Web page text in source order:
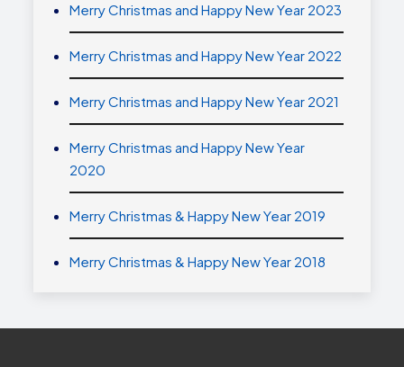
Merry Christmas and Happy New Year 2023
Merry Christmas and Happy New Year 2022
Merry Christmas and Happy New Year 2021
Merry Christmas and Happy New Year
2020
Merry Christmas & Happy New Year 2019
Merry Christmas & Happy New Year 2018